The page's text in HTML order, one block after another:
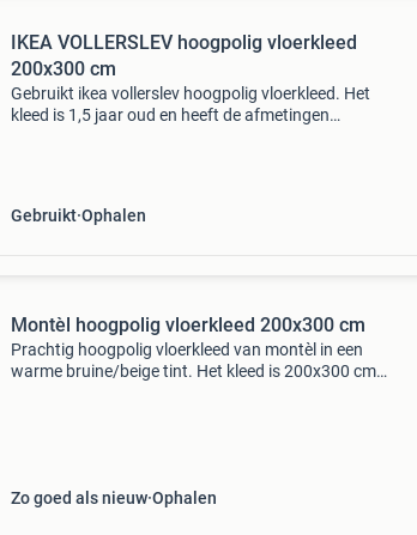
IKEA VOLLERSLEV hoogpolig vloerkleed
200x300 cm
Gebruikt ikea vollerslev hoogpolig vloerkleed. Het
kleed is 1,5 jaar oud en heeft de afmetingen
Gebruikt Ophalen
Montèl hoogpolig vloerkleed 200x300 cm
Prachtig hoogpolig vloerkleed van montèl in een
warme bruine/beige tint. Het kleed is 200x300 cm
Zo goed als nieuw Ophalen